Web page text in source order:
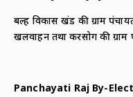
बल्ह विकास खंड की ग्राम
खलवाहन तथा करसोग की ग्राम
Panchayati Raj By-